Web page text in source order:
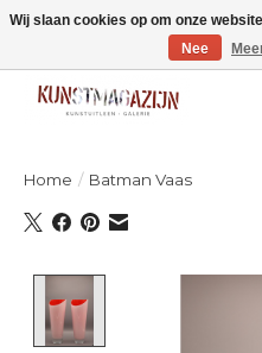
Welkom bij de designshop van
Home / Batman Vaas
Wij slaan cookies op om onze
Nee